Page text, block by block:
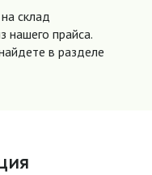
склад
нашего прайса.
в разделе